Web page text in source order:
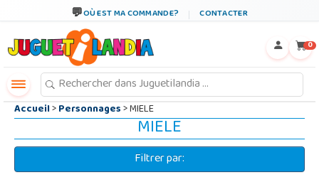
OÙ EST MA COMMANDE? CONTACTER
0
Accueil>Personnages> MIELE
MIELE
Filtrer par: